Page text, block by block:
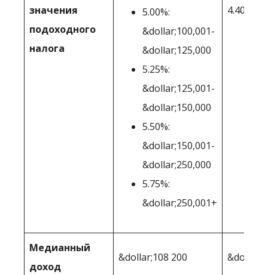
значения
подоходного
налога
5.00%:
&dollar;100,001-
&dollar;125,000
5.25%:
&dollar;125,001-
&dollar;150,000
5.50%:
&dollar;150,001-
&dollar;250,000
5.75%:
&dollar;250,001+
4.40%
Медианный
доход
&dollar;108 200